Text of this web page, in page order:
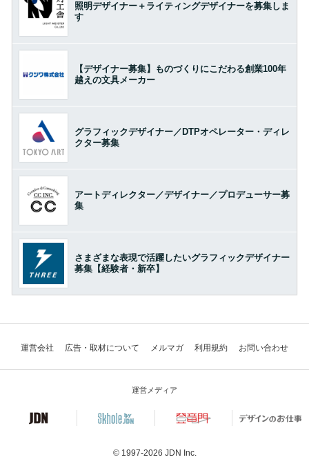
照明デザイナー＋ライティングデザイナーを募集しま
す
【デザイナー募集】ものづくりにこだわる創業100年
越えの文具メーカー
グラフィックデザイナー／DTPオペレーター・ディレ
クター募集
アートディレクター／デザイナー／プロデューサー募
集
さまざまな表現で活躍したいグラフィックデザイナー
募集【経験者・新卒】
運営会社 広告・取材について メルマガ 利用規約 お問い合わせ
運営メディア
© 1997-2026 JDN Inc.